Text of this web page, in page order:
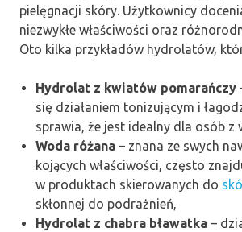
pielęgnacji skóry. Użytkownicy
niezwykłe właściwości oraz
Oto kilka przykładów hydrolatów,
Hydrolat z kwiatów pomarańczy
się działaniem tonizującym i
sprawia, że jest idealny dla osób z
Woda różana – znana ze swych
kojących właściwości, często
w produktach skierowanych do
skłonnej do podrażnień,
Hydrolat z chabra bławatka –